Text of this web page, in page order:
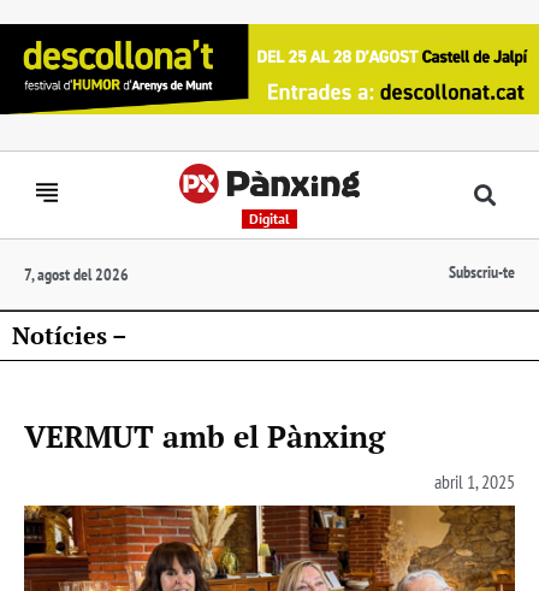
Digital
7, agost del 2026 Subscriu-te
Notícies –
VERMUT amb el Pànxing
abril 1, 2025